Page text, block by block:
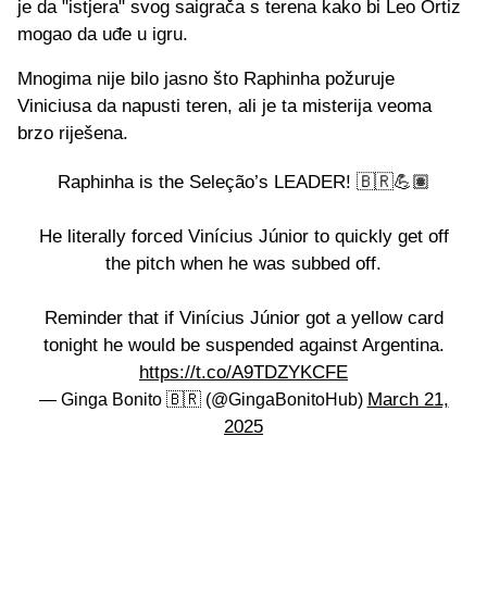
je da "istjera" svog saigrača s terena kako bi Leo Ortiz
mogao da uđe u igru.
Mnogima nije bilo jasno što Raphinha požuruje
Viniciusa da napusti teren, ali je ta misterija veoma
brzo riješena.
Raphinha is the Seleção’s LEADER! 🇧🇷💪🏽
He literally forced Vinícius Júnior to quickly get off
the pitch when he was subbed off.
Reminder that if Vinícius Júnior got a yellow card
tonight he would be suspended against Argentina.
https://t.co/A9TDZYKCFE
— Ginga Bonito 🇧🇷 (@GingaBonitoHub) March 21,
2025